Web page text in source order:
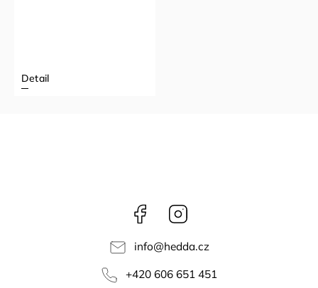
Detail
Facebook
info@hedda.cz
+420 606 651 451